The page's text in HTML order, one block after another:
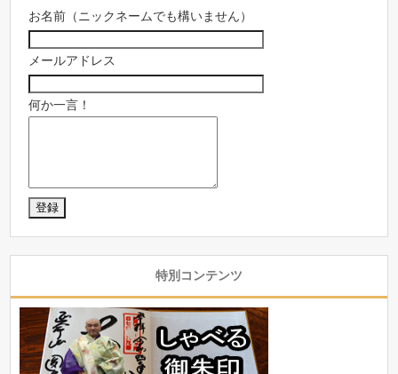
お名前（ニックネームでも構いません）
メールアドレス
何か一言！
特別コンテンツ